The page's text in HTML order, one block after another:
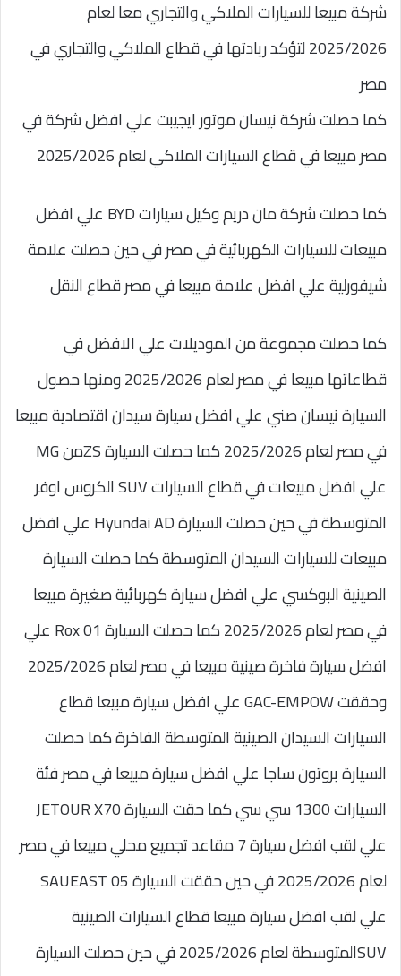
شركة مبيعا للسيارات الملاكي والتجاري معا لعام
2025/2026 لتؤكد ريادتها في قطاع الملاكي والتجاري في
مصر
كما حصلت شركة نيسان موتور ايجيبت علي افضل شركة في
مصر مبيعا في قطاع السيارات الملاكي لعام 2025/2026
كما حصلت شركة مان دريم وكيل سيارات BYD علي افضل
مبيعات للسيارات الكهربائية في مصر في حين حصلت علامة
شيفورلية علي افضل علامة مبيعا في مصر قطاع النقل
كما حصلت مجموعة من الموديلات علي الافضل في
قطاعاتها مبيعا في مصر لعام 2025/2026 ومنها حصول
السيارة نيسان صني علي افضل سيارة سيدان اقتصادية مبيعا
في مصر لعام 2025/2026 كما حصلت السيارة ZSمن MG
علي افضل مبيعات في قطاع السيارات SUV الكروس اوفر
المتوسطة في حين حصلت السيارة Hyundai AD علي افضل
مبيعات للسيارات السيدان المتوسطة كما حصلت السيارة
الصينية البوكسي علي افضل سيارة كهربائية صغيرة مبيعا
في مصر لعام 2025/2026 كما حصلت السيارة Rox 01 علي
افضل سيارة فاخرة صينية مبيعا في مصر لعام 2025/2026
وحققت GAC-EMPOW علي افضل سيارة مبيعا قطاع
السيارات السيدان الصينية المتوسطة الفاخرة كما حصلت
السيارة بروتون ساجا علي افضل سيارة مبيعا في مصر فئة
السيارات 1300 سي سي كما حقت السيارة JETOUR X70
علي لقب افضل سيارة 7 مقاعد تجميع محلي مبيعا في مصر
لعام 2025/2026 في حين حققت السيارة SAUEAST 05
علي لقب افضل سيارة مبيعا قطاع السيارات الصينية
SUVالمتوسطة لعام 2025/2026 في حين حصلت السيارة